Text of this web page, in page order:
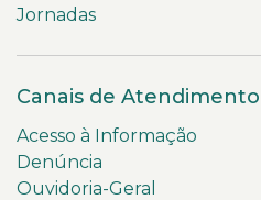
Jornadas
Canais de Atendimento
Acesso à Informação
Denúncia
Ouvidoria-Geral